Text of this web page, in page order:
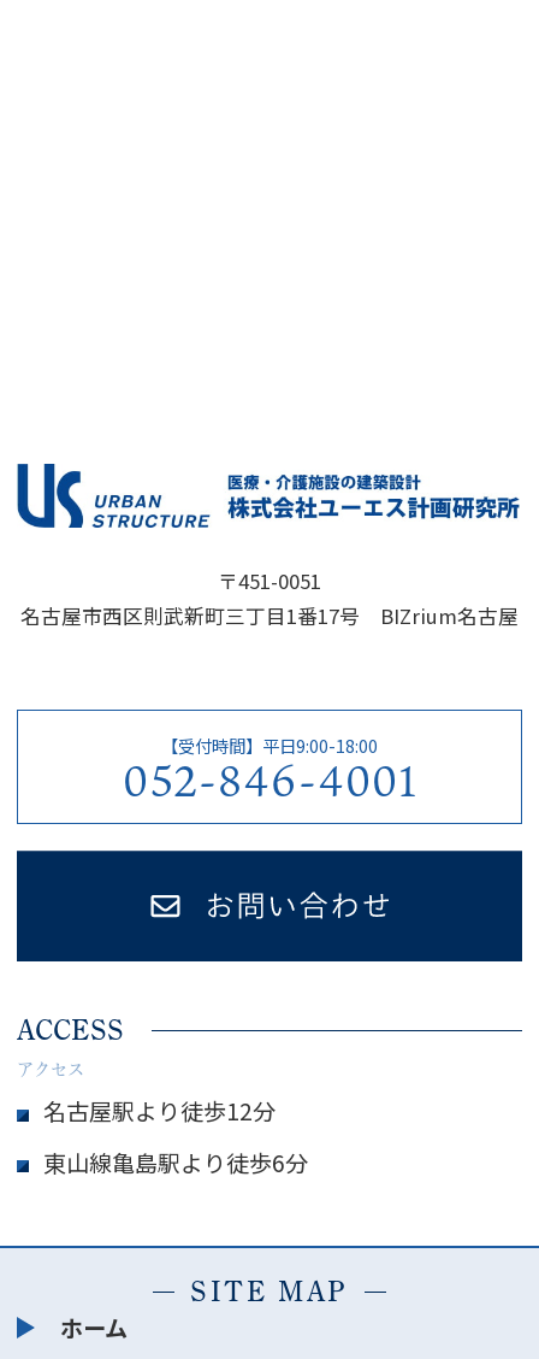
〒451-0051
名古屋市西区則武新町三丁目1番17号 BIZrium名古屋
【受付時間】平日9:00-18:00
052-846-4001
ACCESS
アクセス
名古屋駅より徒歩12分
東山線亀島駅より徒歩6分
SITE MAP
ホーム